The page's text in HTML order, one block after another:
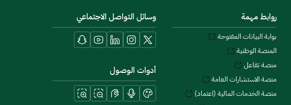
روابط مهمة
بوابة البيانات المفتوحة
المنصة الوطنية
منصة تفاعل
منصة الاستشارات العامة
منصة الخدمات المالية (اعتماد)
وسائل التواصل الاجتماعي
أدوات الوصول